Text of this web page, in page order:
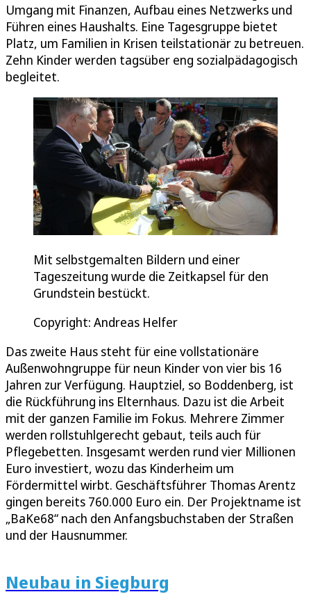
Umgang mit Finanzen, Aufbau eines Netzwerks und
Führen eines Haushalts. Eine Tagesgruppe bietet
Platz, um Familien in Krisen teilstationär zu betreuen.
Zehn Kinder werden tagsüber eng sozialpädagogisch
begleitet.
Mit selbstgemalten Bildern und einer
Tageszeitung wurde die Zeitkapsel für den
Grundstein bestückt.
Copyright: Andreas Helfer
Das zweite Haus steht für eine vollstationäre
Außenwohngruppe für neun Kinder von vier bis 16
Jahren zur Verfügung. Hauptziel, so Boddenberg, ist
die Rückführung ins Elternhaus. Dazu ist die Arbeit
mit der ganzen Familie im Fokus. Mehrere Zimmer
werden rollstuhlgerecht gebaut, teils auch für
Pflegebetten. Insgesamt werden rund vier Millionen
Euro investiert, wozu das Kinderheim um
Fördermittel wirbt. Geschäftsführer Thomas Arentz
gingen bereits 760.000 Euro ein. Der Projektname ist
„BaKe68“ nach den Anfangsbuchstaben der Straßen
und der Hausnummer.
Neubau in Siegburg